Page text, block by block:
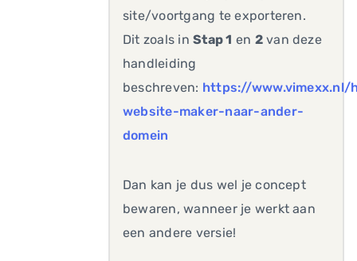
site/voortgang te exporteren.
Dit zoals inStap 1 en 2van deze
handleiding
beschreven: https://www.vimexx.nl/
website-maker-naar-ander-
domein
Dan kan je dus wel je concept
bewaren, wanneer je werkt aan
een andere versie!